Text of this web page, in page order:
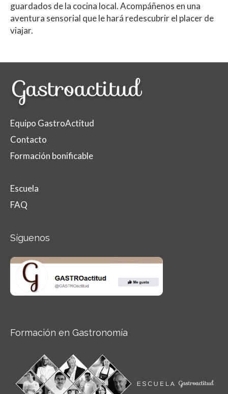
guardados de la cocina local. Acompáñenos en una
aventura sensorial que le hará redescubrir el placer de
viajar.
Equipo GastroActitud
Contacto
Formación bonificable
Escuela
FAQ
Síguenos
Formación en Gastronomía